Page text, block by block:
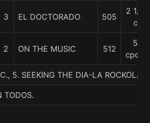
3 EL DOCTORADO 505
2 1/2
c
2 ON THE MUSIC 512
5
cpos.
5. SEEKING THE DIA-LA ROCKOLA-
TODOS.